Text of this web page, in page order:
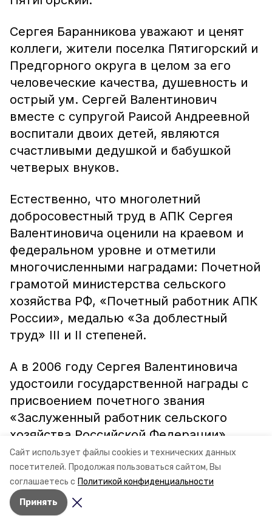
Сайт использует файлы cookies и технических данных
посетителей. Продолжая пользоваться сайтом, Вы
соглашаетесь с Политикой конфиденциальности
Принять
Сергея Баранникова уважают и ценят
коллеги, жители поселка Пятигорский и
Предгорного округа в целом за его
человеческие качества, душевность и
острый ум. Сергей Валентинович
вместе с супругой Раисой Андреевной
воспитали двоих детей, являются
счастливыми дедушкой и бабушкой
четверых внуков.
Естественно, что многолетний
добросовестный труд в АПК Сергея
Валентиновича оценили на краевом и
федеральном уровне и отметили
многочисленными наградами: Почетной
грамотой министерства сельского
хозяйства РФ, «Почетный работник АПК
России», медалью «За доблестный
труд» III и II степеней.
А в 2006 году Сергея Валентиновича
удостоили государственной награды с
присвоением почетного звания
«Заслуженный работник сельского
хозяйства Российской Федерации».
Информация, фото: минсельхоз СК
Авторы: Ольга Винницкая